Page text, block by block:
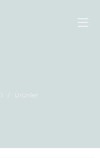
Ürünler